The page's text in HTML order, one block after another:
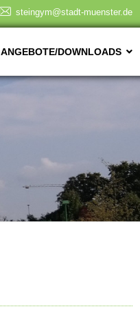
steingym@stadt-muenster.de
ANGEBOTE/DOWNLOADS